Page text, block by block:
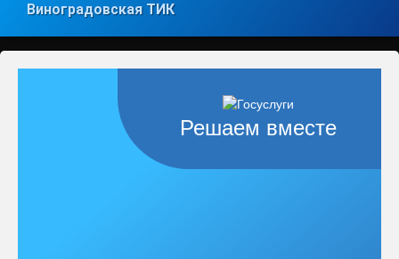
Виноградовская ТИК
Решаем вместе